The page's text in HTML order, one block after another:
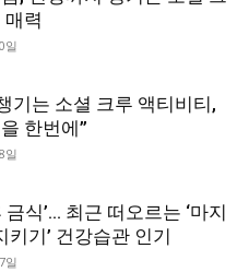
매력
일
기는 소셜 크루 액티비티,
한번에”
일
금식’… 최근 떠오르는 ‘마지
키기’ 건강습관 인기
일